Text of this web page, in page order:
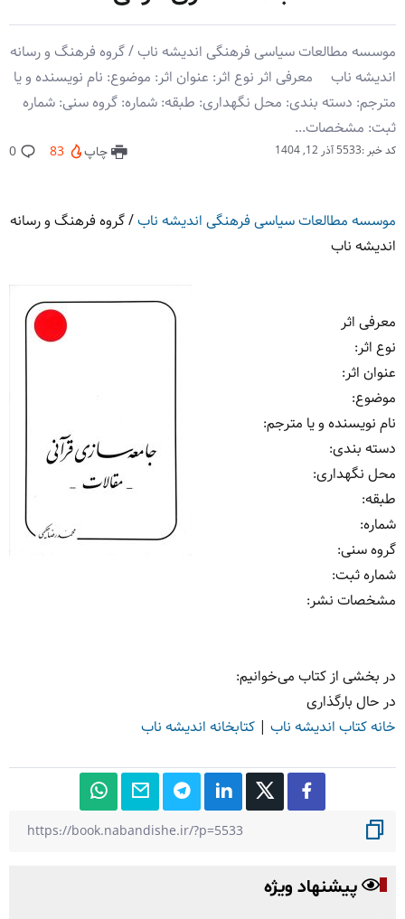
موسسه مطالعات سیاسی فرهنگی اندیشه ناب / گروه فرهنگ و رسانه
اندیشه ناب معرفی اثر نوع اثر: عنوان اثر: موضوع: نام نویسنده و یا
مترجم: دسته بندی: محل نگهداری: طبقه: شماره: گروه سنی: شماره
ثبت: مشخصات...
کد خبر :5533 آذر 12, 1404 چاپ 83
0
موسسه مطالعات سیاسی فرهنگی اندیشه ناب/گروه فرهنگ و رسانه
اندیشه ناب
معرفی اثر
نوع اثر:
عنوان اثر:
موضوع:
نام نویسنده و یا مترجم:
دسته بندی:
محل نگهداری:
طبقه:
شماره:
گروه سنی:
شماره ثبت:
مشخصات نشر: ‏‫
در بخشی از کتاب می‌خوانیم:
در حال بارگذاری
خانه کتاب اندیشه ناب | کتابخانه اندیشه ناب
پیشنهاد ویژه